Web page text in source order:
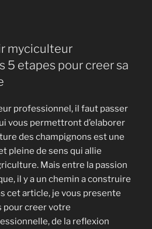
»
myciculteur
5 etapes pour creer sa
professionnel, il faut passer
vous permettront d’elaborer
des champignons est une
pleine de sens qui allie
Mais entre la passion
il y a un chemin a construire
cet article, je vous presente
pour creer votre
de la reflexion